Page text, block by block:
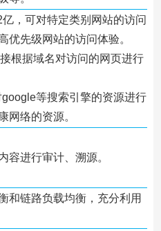
，可对特定类别网站的访问
优先级网站的访问体验。
根据域名对访问的网页进行
等搜索引擎的资源进行
网络的资源。
容进行审计、溯源。
和链路负载均衡，充分利用